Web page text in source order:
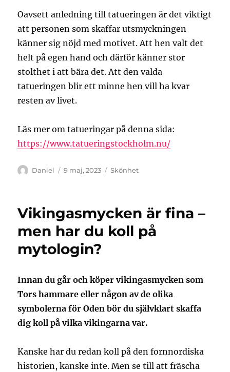
Oavsett anledning till tatueringen är det viktigt
att personen som skaffar utsmyckningen
känner sig nöjd med motivet. Att hen valt det
helt på egen hand och därför känner stor
stolthet i att bära det. Att den valda
tatueringen blir ett minne hen vill ha kvar
resten av livet.
Läs mer om tatueringar på denna sida:
https://www.tatueringstockholm.nu/
Författare
Daniel
Publicerat
9 maj, 2023 Kategorier
Skönhet
Vikingasmycken är fina –
men har du koll på
mytologin?
Innan du går och köper vikingasmycken som
Tors hammare eller någon av de olika
symbolerna för Oden bör du självklart skaffa
dig koll på vilka vikingarna var.
Kanske har du redan koll på den fornnordiska
historien, kanske inte. Men se till att fräscha